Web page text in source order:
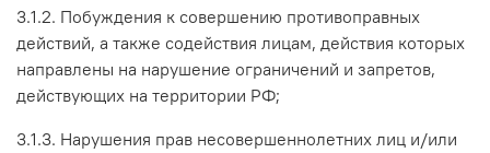
3.1.2. Побуждения к совершению противоправных
действий, а также содействия лицам, действия которых
направлены на нарушение ограничений и запретов,
действующих на территории РФ;
3.1.3. Нарушения прав несовершеннолетних лиц и/или